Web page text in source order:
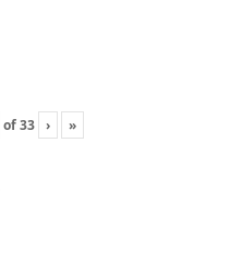
of33 › »